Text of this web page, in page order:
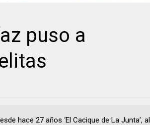
puso a
hace 27 años ‘El Cacique de La Junta’, al